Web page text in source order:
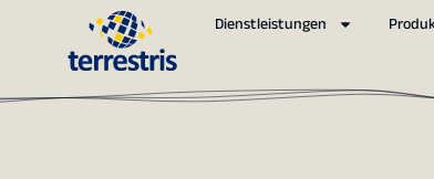
Dienstleistungen